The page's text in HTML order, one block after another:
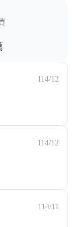
114/12
114/12
114/11